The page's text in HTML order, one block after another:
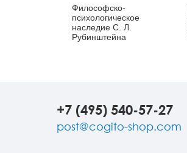
Философско-
психологическое
наследие С. Л.
Рубинштейна
+7 (495) 540-57-27
post@cogito-shop.com